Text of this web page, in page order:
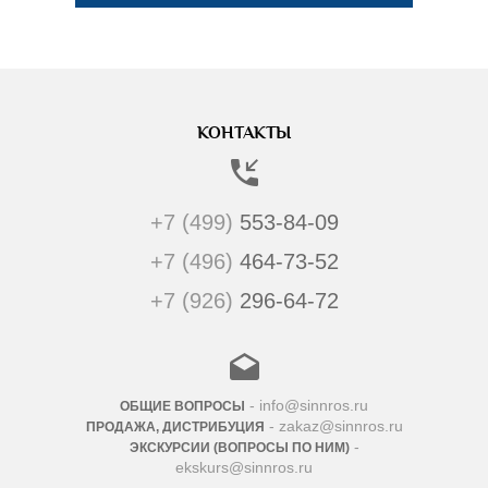
КОНТАКТЫ
+7 (499) 553-84-09
+7 (496) 464-73-52
+7 (926) 296-64-72
ОБЩИЕ ВОПРОСЫ - info@sinnros.ru
ПРОДАЖА, ДИСТРИБУЦИЯ - zakaz@sinnros.ru
ЭКСКУРСИИ (ВОПРОСЫ ПО НИМ)-
ekskurs@sinnros.ru